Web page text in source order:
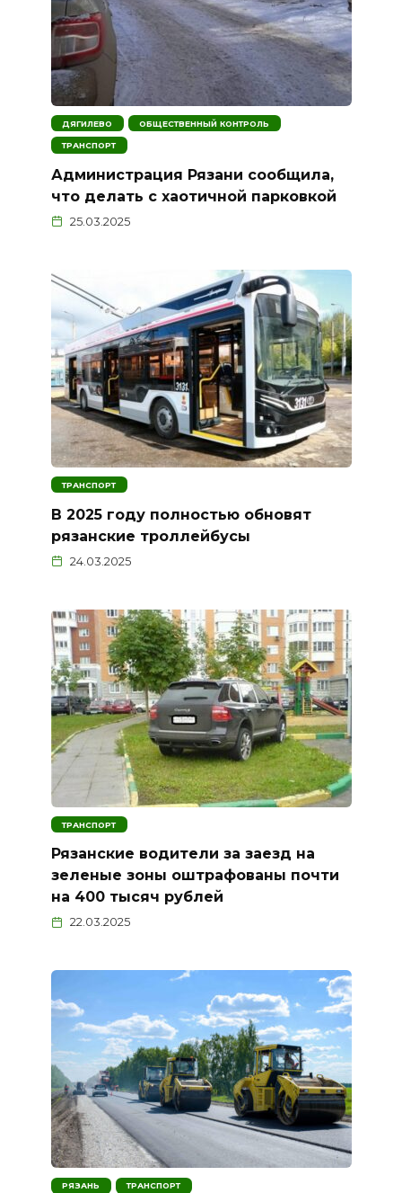
ДЯГИЛЕВО ОБЩЕСТВЕННЫЙ КОНТРОЛЬ
ТРАНСПОРТ
Администрация Рязани сообщила,
что делать с хаотичной парковкой
25.03.2025
ТРАНСПОРТ
В 2025 году полностью обновят
рязанские троллейбусы
24.03.2025
ТРАНСПОРТ
Рязанские водители за заезд на
зеленые зоны оштрафованы почти
на 400 тысяч рублей
22.03.2025
РЯЗАНЬ ТРАНСПОРТ